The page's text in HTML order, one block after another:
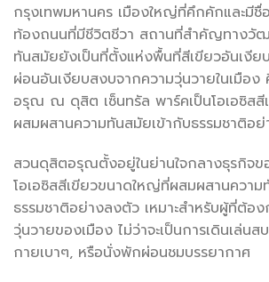
กรุงเทพมหานคร เมืองใหญ่ที่คึกคักและมีชื่
ท้องถนนที่มีชีวิตชีวา สถานที่สำคัญทางวัฒ
ทันสมัย​​ยังเป็นที่ตั้งแห่งพื้นที่สีเขียวอันเงี
ผ่อนอันเงียบสงบจากความวุ่นวายในเมือง
อรุณ ณ ดุสิต เซ็นทรัล พาร์คเป็นโอเอซิส
ผสมผสานความทันสมัยเข้ากับธรรมชาติอ
สวนดุสิตอรุณตั้งอยู่ในย่านใจกลางธุรกิจข
โอเอซิสสีเขียวขนาดใหญ่ที่ผสมผสานความ
ธรรมชาติอย่างลงตัว เหมาะสำหรับผู้ที่ต้อ
วุ่นวายของเมือง ไม่ว่าจะเป็นการเดินเล่น
กายเบาๆ, หรือนั่งพักผ่อนชมบรรยากาศ